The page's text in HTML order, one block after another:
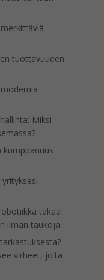
tuottavuuden
Miksi
kumppanuus
takaa
ilman taukoja.
virheet, joita